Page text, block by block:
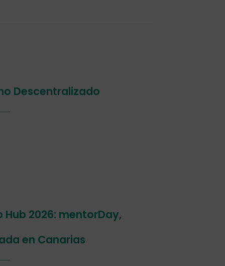
Descentralizado
2026: mentorDay,
en Canarias